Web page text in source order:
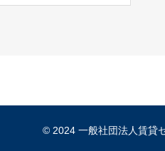
© 2024 一般社団法人賃貸